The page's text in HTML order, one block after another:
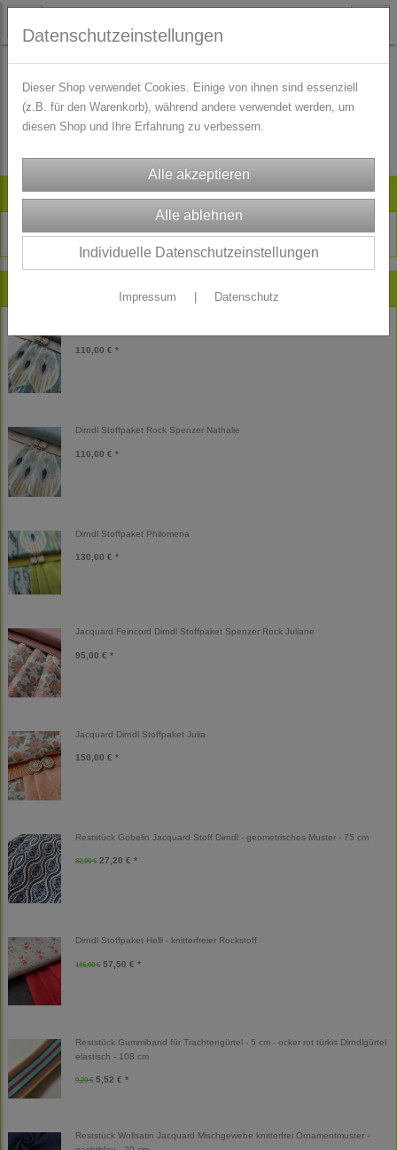
Artikelsuche
Neu im Shop
110,00 € *
Dirndl Stoffpaket Rock Spenzer Nathalie
110,00 € *
Dirndl Stoffpaket Philomena
130,00 € *
Jacquard Feincord Dirndl Stoffpaket Spenzer Rock Juliane
95,00 € *
Jacquard Dirndl Stoffpaket Julia
150,00 € *
Reststück Gobelin Jacquard Stoff Dirndl - geometrisches Muster - 75 cm
32,00 € 27,20 € *
Dirndl Stoffpaket Helli - knitterfreier Rockstoff
115,00 € 57,50 € *
Reststück Gummiband für Trachtengürtel - 5 cm - ocker rot türkis Dirndlgürtel
elastisch - 108 cm
9,20 € 5,52 € *
Reststück Wollsatin Jacquard Mischgewebe knitterfrei Ornamentmuster -
Es wurden leider keine Produkte gefunden.
Datenschutzeinstellungen
Dieser Shop verwendet Cookies. Einige von ihnen sind essenziell
(z.B. für den Warenkorb), während andere verwendet werden, um
diesen Shop und Ihre Erfahrung zu verbessern.
Individuelle Datenschutzeinstellungen
Impressum Datenschutz